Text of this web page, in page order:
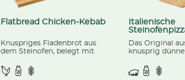
Flatbread Chicken-Kebab
Knuspriges Fladenbrot aus
dem Steinofen, belegt mit
Gemüse und Käse.
Italienische
Das Original
knusprig
Schinken,
Champignons